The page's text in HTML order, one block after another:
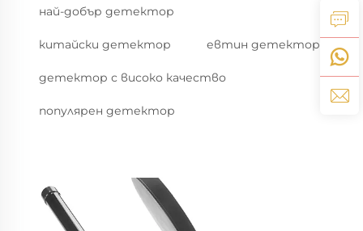
най-добър детектор
китайски детектор евтин детектор
детектор с високо качество
популярен детектор